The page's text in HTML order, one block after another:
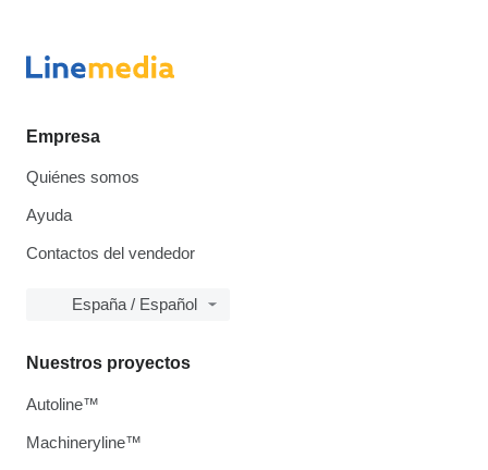
Empresa
Quiénes somos
Ayuda
Contactos del vendedor
España / Español
Nuestros proyectos
Autoline™
Machineryline™